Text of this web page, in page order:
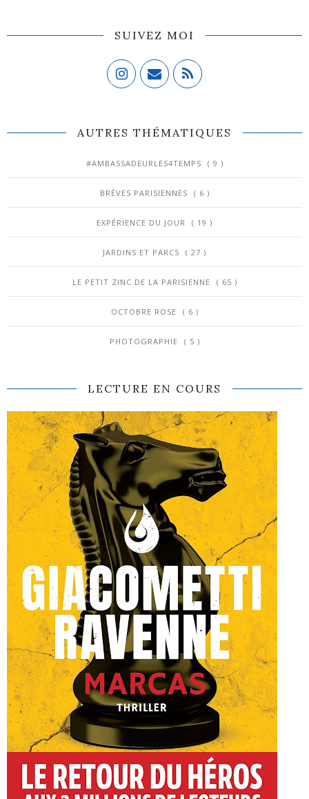
SUIVEZ MOI
AUTRES THÉMATIQUES
#AMBASSADEURLES4TEMPS ( 9 )
BRÈVES PARISIENNES ( 6 )
EXPÉRIENCE DU JOUR ( 19 )
JARDINS ET PARCS ( 27 )
LE PETIT ZINC DE LA PARISIENNE ( 65 )
OCTOBRE ROSE ( 6 )
PHOTOGRAPHIE ( 5 )
LECTURE EN COURS